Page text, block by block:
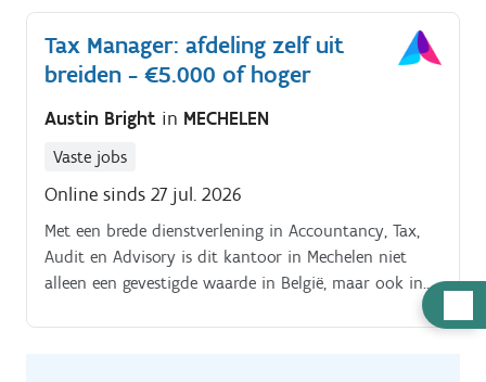
klantenbestand: van lokale starters en groeiende
KMO's tot internationale bedrijven.
Tax Manager: afdeling zelf uit
breiden - €5.000 of hoger
Austin Bright in MECHELEN
Vaste jobs
Online sinds 27 jul. 2026
Met een brede dienstverlening in Accountancy, Tax,
Audit en Advisory is dit kantoor in Mechelen niet
alleen een gevestigde waarde in België, maar ook in
meer dan 150 landen. Werk samen met een gedreven
team voor zowel grote internationale ondernemingen